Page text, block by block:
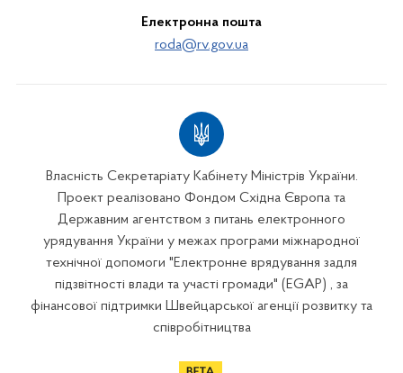
Електронна пошта
roda@rv.gov.ua
Власність Секретаріату Кабінету Міністрів України.
Проект реалізовано Фондом Східна Європа та
Державним агентством з питань електронного
урядування України у межах програми міжнародної
технічної допомоги "Електронне врядування задля
підзвітності влади та участі громади" (EGAP) , за
фінансової підтримки Швейцарської агенції розвитку та
співробітництва